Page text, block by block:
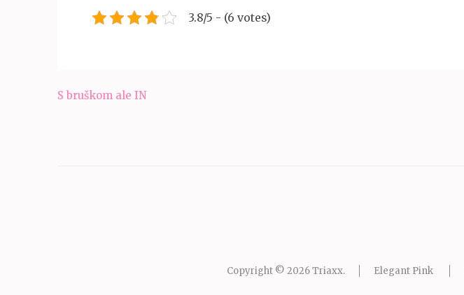
3.8/5 - (6 votes)
Navigace
S bruškom ale IN
Copyright © 2026Triaxx. Elegant Pink